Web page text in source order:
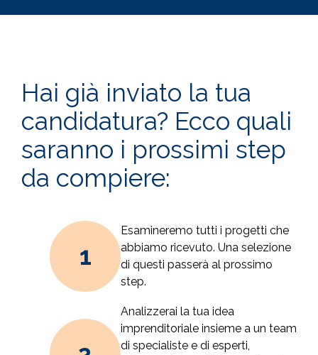
Hai già inviato la tua
candidatura? Ecco quali
saranno i prossimi step
da compiere:
Esamineremo tutti i progetti che
abbiamo ricevuto. Una selezione
di questi passerà al prossimo
step.
Analizzerai la tua idea
imprenditoriale insieme a un team
di specialiste e di esperti,